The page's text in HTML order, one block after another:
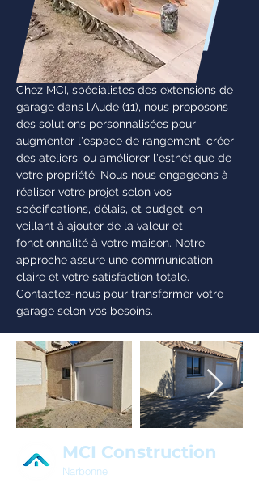
Chez MCI, spécialistes des extensions de
garage dans l'Aude (11), nous proposons
des solutions personnalisées pour
augmenter l'espace de rangement, créer
des ateliers, ou améliorer l'esthétique de
votre propriété. Nous nous engageons à
réaliser votre projet selon vos
spécifications, délais, et budget, en
veillant à ajouter de la valeur et
fonctionnalité à votre maison. Notre
approche assure une communication
claire et votre satisfaction totale.
Contactez-nous pour transformer votre
garage selon vos besoins.
MCI Construction
Narbonne